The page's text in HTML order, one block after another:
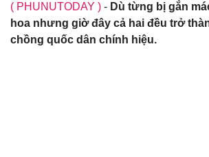
( PHUNUTODAY ) - Dù từng bị gắn
hoa nhưng giờ đây cả hai đều trở
chồng quốc dân chính hiệu.